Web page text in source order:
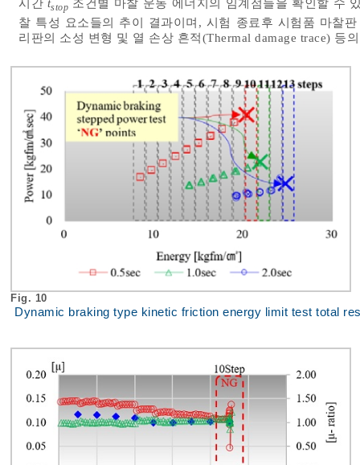
시간 tstop 조건별 마찰 운동 에너지의 임계점들을 확인할 수
찰 특성 요소들의 추이 결과이며, 시험 종료후 시험품 마찰
리판의 소성 변형 및 열 손상 흔적(Thermal damage trace) 등
Fig. 10
Dynamic braking type kinetic friction energy limit test total